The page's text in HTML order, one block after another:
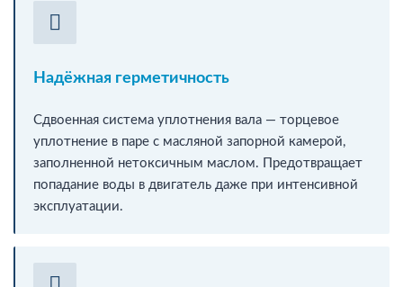
Надёжная герметичность
Сдвоенная система уплотнения вала — торцевое
уплотнение в паре с масляной запорной камерой,
заполненной нетоксичным маслом. Предотвращает
попадание воды в двигатель даже при интенсивной
эксплуатации.